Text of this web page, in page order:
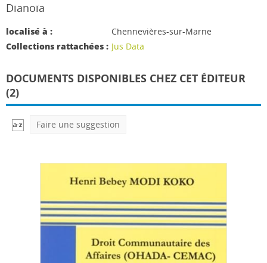
Dianoïa
localisé à :
Chennevières-sur-Marne
Collections rattachées : Jus Data
DOCUMENTS DISPONIBLES CHEZ CET ÉDITEUR
(2)
Faire une suggestion